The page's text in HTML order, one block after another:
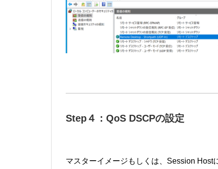
Step４：QoS DSCPの設定
マスターイメージもしくは、Session Host